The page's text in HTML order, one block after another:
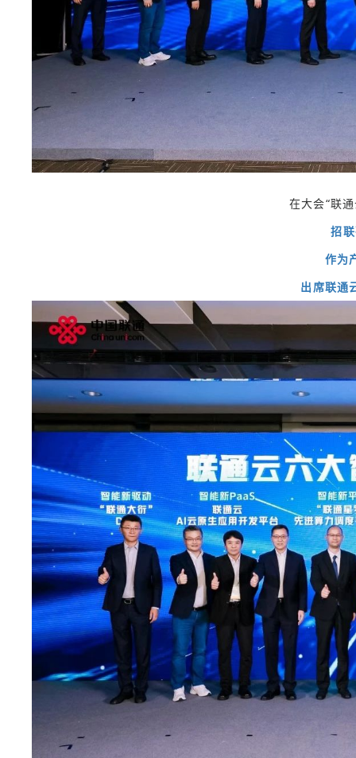
在大会“联
招
作为
出席联通